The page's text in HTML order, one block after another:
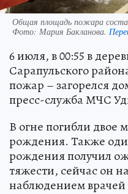
Общая площадь пожара
Фото: Мария Бакланова.
6 июля, в 00:55 в
Сарапульского
пожар – загорелся
пресс-служба МЧС
В огне погибли двое
рождения. Также
рождения получил
тяжести, сейчас он
наблюдением врачей